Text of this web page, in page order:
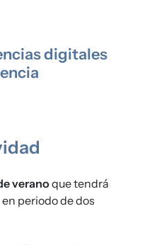
digitales
verano que tendrá
periodo de dos